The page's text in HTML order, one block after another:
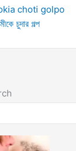
choti golpo
চুদার গল্প